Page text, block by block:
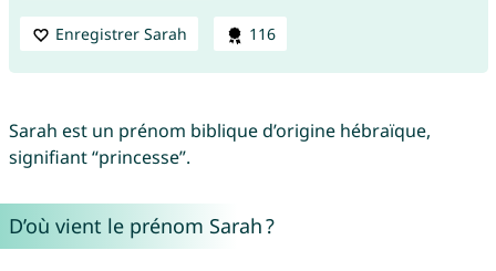
Enregistrer Sarah 116
Sarah est un prénom biblique d’origine hébraïque,
signifiant “princesse”.
D’où vient le prénom Sarah ?